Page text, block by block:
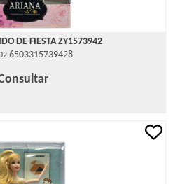
DE FIESTA ZY1573942
6503315739428